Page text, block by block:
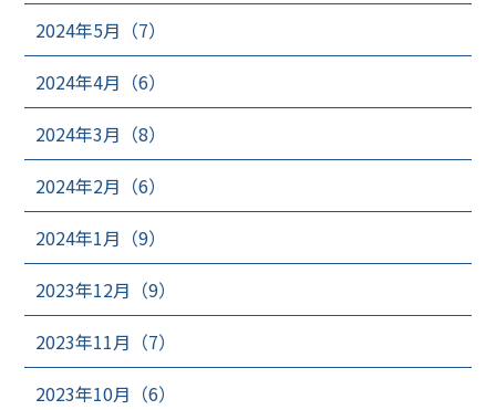
2024年5月（7）
2024年4月（6）
2024年3月（8）
2024年2月（6）
2024年1月（9）
2023年12月（9）
2023年11月（7）
2023年10月（6）